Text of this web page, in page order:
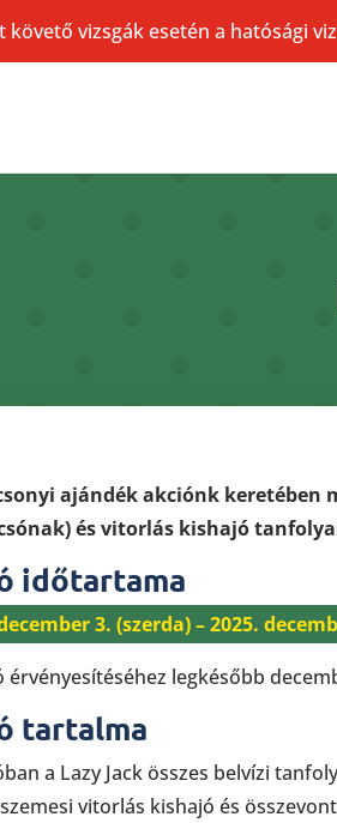
követő vizsgák esetén a hatósági
ajándék akciónk keretében
és vitorlás kishajó
időtartama
3. (szerda) – 2025.
érvényesítéséhez legkésőbb
tartalma
a Lazy Jack összes belvízi
vitorlás kishajó és